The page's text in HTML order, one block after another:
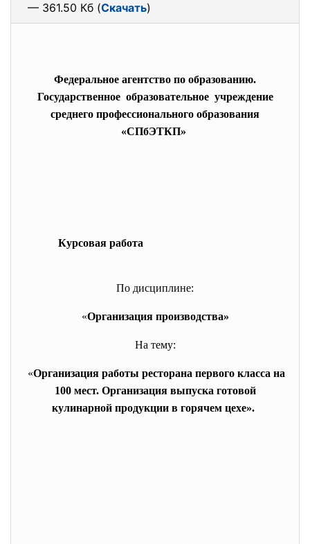
— 361.50 Кб (Скачать)
Федеральное агентство по образованию.
Государственное образовательное учреждение
среднего профессионального образования
«СПбЭТКП»
Курсовая работа
По дисциплине:
«Организация производства»
На тему:
«Организация работы ресторана первого класса на
100 мест. Организация выпуска готовой
кулинарной продукции в горячем цехе».